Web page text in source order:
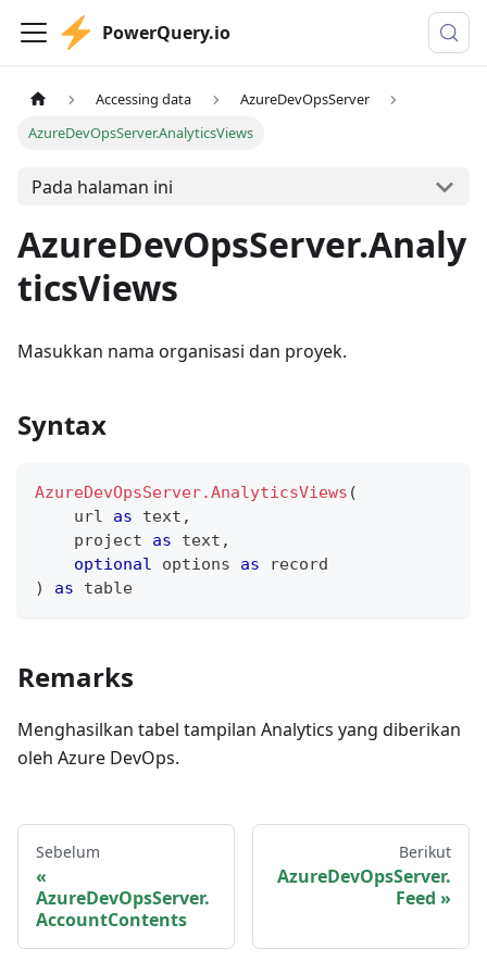
PowerQuery.io
Accessing data
AzureDevOpsServer
AzureDevOpsServer.AnalyticsViews
Pada halaman ini
AzureDevOpsServer.Analy
ticsViews
Masukkan nama organisasi dan proyek.
Syntax
AzureDevOpsServer.AnalyticsViews (
    url
as text ,
    project
as text ,
optional options as
record
)
as table
Remarks
Menghasilkan tabel tampilan Analytics yang diberikan
oleh Azure DevOps.
Sebelum
AzureDevOpsServer.
AccountContents
Berikut
AzureDevOpsServer.
Feed